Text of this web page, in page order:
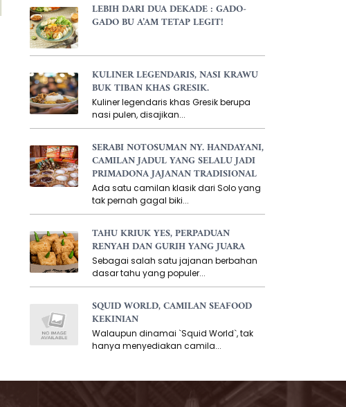
LEBIH DARI DUA DEKADE : GADO-
GADO BU A’AM TETAP LEGIT!
KULINER LEGENDARIS, NASI KRAWU
BUK TIBAN KHAS GRESIK.
Kuliner legendaris khas Gresik berupa
nasi pulen, disajikan...
SERABI NOTOSUMAN NY. HANDAYANI,
CAMILAN JADUL YANG SELALU JADI
PRIMADONA JAJANAN TRADISIONAL
Ada satu camilan klasik dari Solo yang
tak pernah gagal biki...
TAHU KRIUK YES, PERPADUAN
RENYAH DAN GURIH YANG JUARA
Sebagai salah satu jajanan berbahan
dasar tahu yang populer...
SQUID WORLD, CAMILAN SEAFOOD
KEKINIAN
Walaupun dinamai `Squid World`, tak
hanya menyediakan camila...